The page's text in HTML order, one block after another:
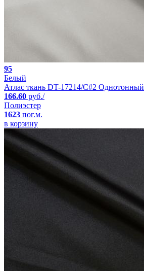
95
Белый
Атлас ткань DT-17214/C#2 Однотонный
166.60 руб./
Полиэстер
1623 пог.м.
в корзину